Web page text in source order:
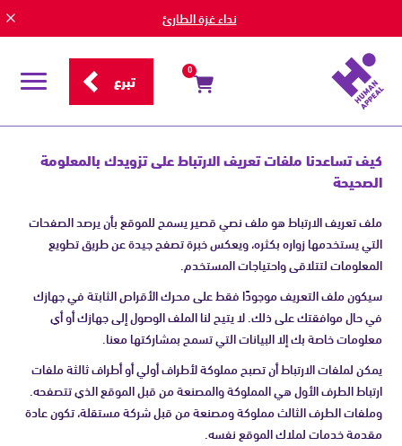
نداء غزة الطارئ
سياسة
ملفات
تعريف
الارتباط
0 تبرع
قائمة
كيف تساعدنا ملفات تعريف الارتباط على تزويدك بالمعلومة
الصحيحة
ملف تعريف الارتباط هو ملف نصي قصير يسمح للموقع بأن يرصد الصفحات
التي يستخدمها زواره بكثره، ويعكس خبرة تصفح جيدة عن طريق تطويع
المعلومات لتتلاقى واحتياجات المستخدم.
سيكون ملف التعريف موجودًا فقط على محرك الأقراص الثابتة في جهازك
في حال موافقتك على ذلك. لا يتيح لنا الملف الوصول إلى جهازك أو أي
معلومات خاصة بك إلا البيانات التي تسمح بمشاركتها معنا.
يمكن لملفات الارتباط أن تصبح مملوكة لأطراف أولي أو أطراف ثالثة ملفات
ارتباط الطرف الأول هي المملوكة والمصنعة من قبل الموقع الذي تتصفحه.
وملفات الطرف الثالث مملوكة ومصنعة من قبل شركة مستقلة، تكون عادة
مقدمة خدمات لملاك الموقع نفسه.